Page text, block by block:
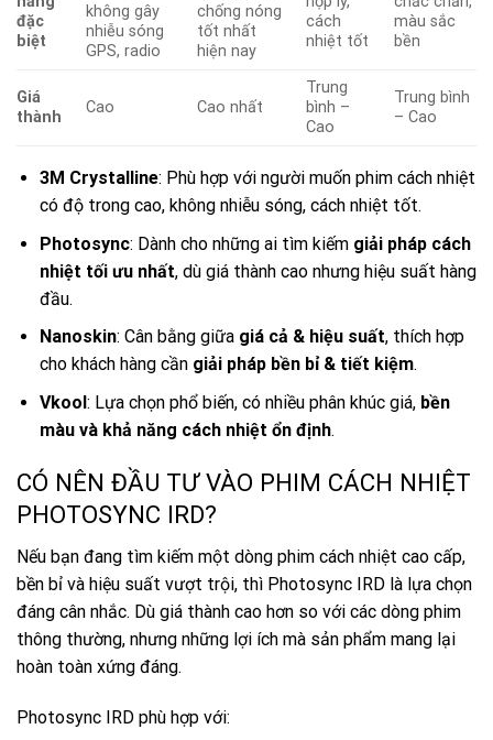
đặc
biệt
không gây
nhiễu sóng
GPS, radio
chống nóng
tốt nhất
hiện nay
cách
nhiệt tốt
màu sắc
bền
Giá
thành
Cao Cao nhất
Trung
bình –
Cao
Trung bình
– Cao
3M Crystalline: Phù hợp với người muốn phim cách nhiệt
có độ trong cao, không nhiễu sóng, cách nhiệt tốt.
Photosync: Dành cho những ai tìm kiếm giải pháp cách
nhiệt tối ưu nhất, dù giá thành cao nhưng hiệu suất hàng
đầu.
Nanoskin: Cân bằng giữa giá cả & hiệu suất, thích hợp
cho khách hàng cần giải pháp bền bỉ & tiết kiệm.
Vkool: Lựa chọn phổ biến, có nhiều phân khúc giá, bền
màu và khả năng cách nhiệt ổn định.
CÓ NÊN ĐẦU TƯ VÀO PHIM CÁCH NHIỆT
PHOTOSYNC IRD?
Nếu bạn đang tìm kiếm một dòng phim cách nhiệt cao cấp,
bền bỉ và hiệu suất vượt trội, thì Photosync IRD là lựa chọn
đáng cân nhắc. Dù giá thành cao hơn so với các dòng phim
thông thường, nhưng những lợi ích mà sản phẩm mang lại
hoàn toàn xứng đáng.
Photosync IRD phù hợp với: